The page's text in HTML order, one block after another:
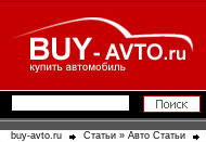
buy-avto.ru Статьи » Авто Статьи